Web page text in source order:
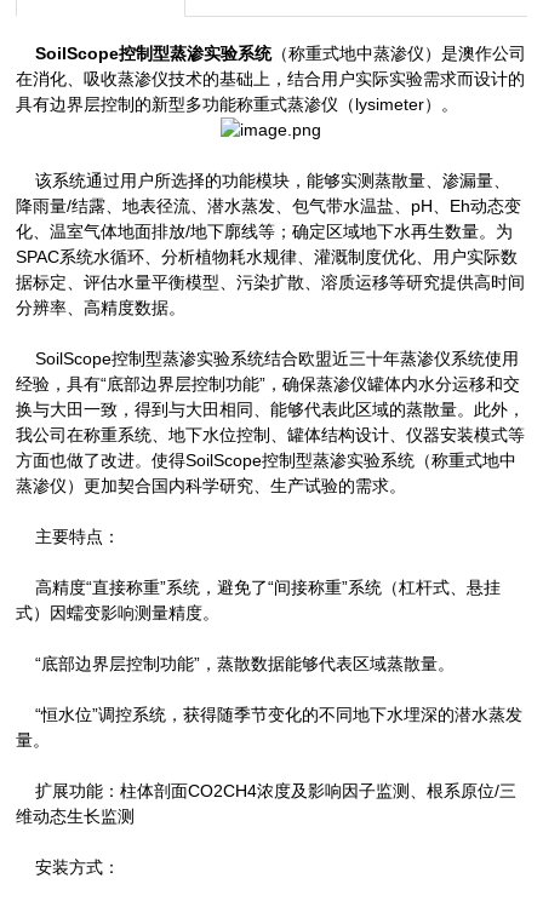
SoilScope控制型蒸渗实验系统（称重式地中蒸渗仪）是澳作公司
在消化、吸收蒸渗仪技术的基础上，结合用户实际实验需求而设计的
具有边界层控制的新型多功能称重式蒸渗仪（lysimeter）。
该系统通过用户所选择的功能模块，能够实测蒸散量、渗漏量、
降雨量/结露、地表径流、潜水蒸发、包气带水温盐、pH、Eh动态变
化、温室气体地面排放/地下廓线等；确定区域地下水再生数量。为
SPAC系统水循环、分析植物耗水规律、灌溉制度优化、用户实际数
据标定、评估水量平衡模型、污染扩散、溶质运移等研究提供高时间
分辨率、高精度数据。
SoilScope控制型蒸渗实验系统结合欧盟近三十年蒸渗仪系统使用
经验，具有“底部边界层控制功能”，确保蒸渗仪罐体内水分运移和交
换与大田一致，得到与大田相同、能够代表此区域的蒸散量。此外，
我公司在称重系统、地下水位控制、罐体结构设计、仪器安装模式等
方面也做了改进。使得SoilScope控制型蒸渗实验系统（称重式地中
蒸渗仪）更加契合国内科学研究、生产试验的需求。
主要特点：
高精度“直接称重”系统，避免了“间接称重”系统（杠杆式、悬挂
式）因蠕变影响测量精度。
“底部边界层控制功能”，蒸散数据能够代表区域蒸散量。
“恒水位”调控系统，获得随季节变化的不同地下水埋深的潜水蒸发
量。
扩展功能：柱体剖面CO2CH4浓度及影响因子监测、根系原位/三
维动态生长监测
安装方式：